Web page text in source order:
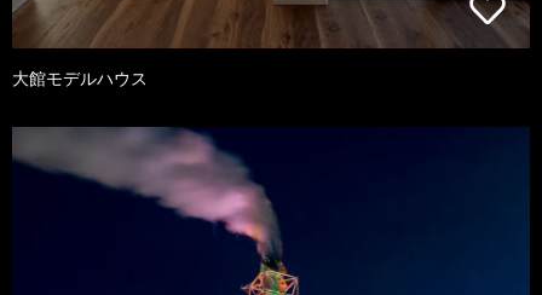
大館モデルハウス